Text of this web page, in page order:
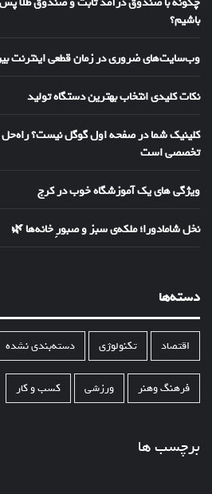
باشیم؟
وب‌سایت‌های ضروری در زمان قطعی اینترنت
نکات کلیدی انتخاب بهترین دستگاه تولید
کلینیک شما در صفحه اول گوگل نیست؟
تخصصی است
ویژگی های یک آموزشگاه خوب در کرج
نخل شامادورا؛ ملکه‌ی سبز و صبورِ خانه‌ها 🌿
دسته‌ها
اقتصاد تکنولوژی دسته‌بندی نشده
فرهنگ وهنر ورزشی کسب و کار
برچسب ها